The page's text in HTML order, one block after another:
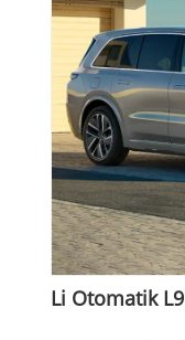
Li Otomatik L9